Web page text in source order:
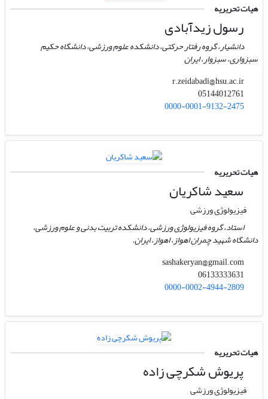
هیات تحریریه
رسول زیدآبادی
دانشیار، گروه رفتار حرکتی، دانشکده علوم ورزشی، دانشگاه حکیم
سبزواری، سبزوار، ایران
r.zeidabadi@hsu.ac.ir
0000-0001-9132-2475
هیات تحریریه
سعید شاکریان
فیزیولوژی ورزشی
استاد، گروه فیزیولوژی ورزشی، دانشکده تربیت بدنی و علوم ورزشی،
دانشگاه شهید چمران اهواز، اهواز، ایران.
sashakeryan@gmail.com
0000-0002-4944-2809
هیات تحریریه
پریوش شکرچی زاده
فیزیولوژی ورزشی